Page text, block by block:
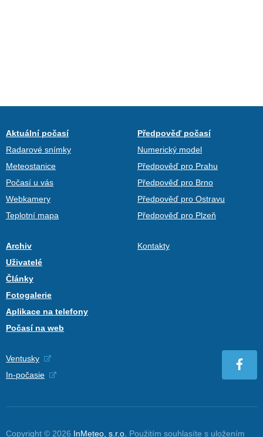
Aktuální počasí
Radarové snímky
Meteostanice
Počasí u vás
Webkamery
Teplotní mapa
Předpověď počasí
Numerický model
Předpověď pro Prahu
Předpověď pro Brno
Předpověď pro Ostravu
Předpověď pro Plzeň
Archiv
Uživatelé
Články
Fotogalerie
Aplikace na telefony
Počasí na web
Kontakty
Ventusky
In-počasie
Copyright © 2026 InMeteo, s.r.o. Použitím souhlasíte s uložením